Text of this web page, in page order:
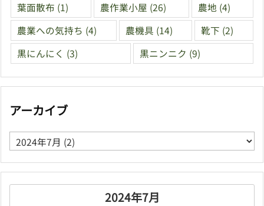
葉面散布 (1) 農作業小屋 (26) 農地 (4)
農業への気持ち (4) 農機具 (14) 靴下 (2)
黒にんにく (3) 黒ニンニク (9)
アーカイブ
ア
ー
カ
2024年7月